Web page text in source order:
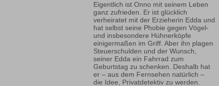
Eigentlich ist Onno mit seinem Leben
ganz zufrieden. Er ist glücklich
verheiratet mit der Erzieherin Edda und
hat selbst seine Phobie gegen Vögel-
und insbesondere Hühnerköpfe
einigermaßen im Griff. Aber ihn plagen
Steuerschulden und der Wunsch,
seiner Edda ein Fahrrad zum
Geburtstag zu schenken. Deshalb hat
er – aus dem Fernsehen natürlich –
die Idee, Privatdetektiv zu werden.